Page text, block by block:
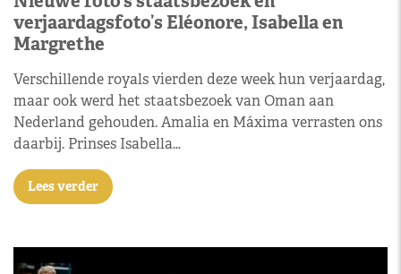
verjaardagsfoto’s Eléonore, Isabella en
Margrethe
Verschillende royals vierden deze week hun verjaardag,
maar ook werd het staatsbezoek van Oman aan
Nederland gehouden. Amalia en Máxima verrasten ons
daarbij. Prinses Isabella…
Lees verder